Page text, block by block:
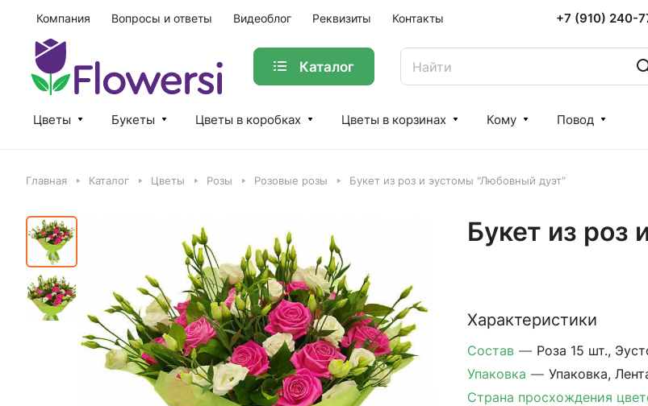
Компания Вопросы и ответы Видеоблог Реквизиты Контакты +7 (910) 240-
Каталог
Цветы Букеты Цветы в коробках Цветы в корзинах Кому Повод
Главная Каталог Цветы Розы Розовые розы Букет из роз и эустомы "Любовный дуэт"
Букет из роз
Характеристики
Состав — Роза 15 шт.,
Упаковка — Упаковка,
Страна просхождения